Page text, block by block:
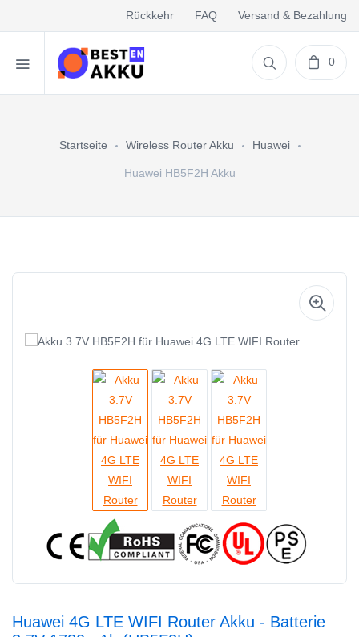
Rückkehr FAQ Versand & Bezahlung
0
Startseite Wireless Router Akku Huawei
Huawei HB5F2H Akku
Huawei 4G LTE WIFI Router Akku - Batterie